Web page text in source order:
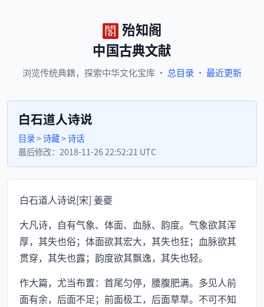
殆知阁
中国古典文献
浏览传统典籍， 探索中华文化宝库 · 总目录 · 最近更新
白石道人诗说
目录>诗藏>诗话
最后修改： 2018-11-26 22:52:21 UTC
白石道人诗说[宋] 姜夔
大凡诗，自有气象、体面、血脉、韵度。气象欲其浑
厚，其失也俗；体面欲其宏大，其失也狂；血脉欲其
贯穿，其失也露；韵度欲其飘逸，其失也轻。
作大篇，尤当布置：首尾匀停，腰腹肥满。多见人前
面有余，后面不足；前面极工，后面草草。不可不知